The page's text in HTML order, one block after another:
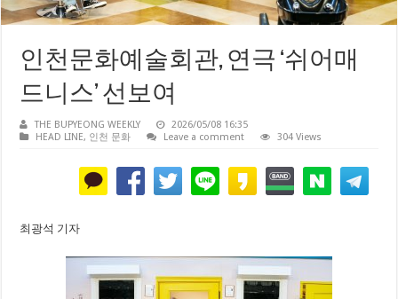
인천문화예술회관, 연극 ‘쉬어매
드니스’ 선보여
THE BUPYEONG WEEKLY
2026/05/08 16:35
HEAD LINE, 인천 문화 Leave a comment 304 Views
최광석 기자